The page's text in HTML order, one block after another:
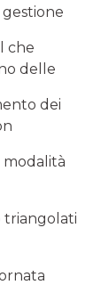
che
delle
dei
triangolati